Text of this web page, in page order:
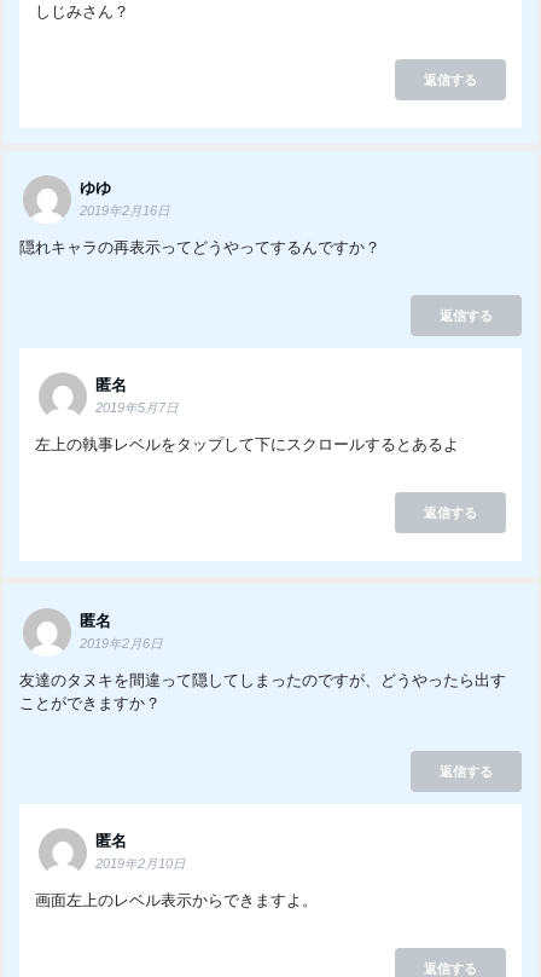
しじみさん？
返信する
ゆゆ
2019年2月16日
隠れキャラの再表示ってどうやってするんですか？
返信する
匿名
2019年5月7日
左上の執事レベルをタップして下にスクロールするとあるよ
返信する
匿名
2019年2月6日
友達のタヌキを間違って隠してしまったのですが、どうやったら出す
ことができますか？
返信する
匿名
2019年2月10日
画面左上のレベル表示からできますよ。
返信する